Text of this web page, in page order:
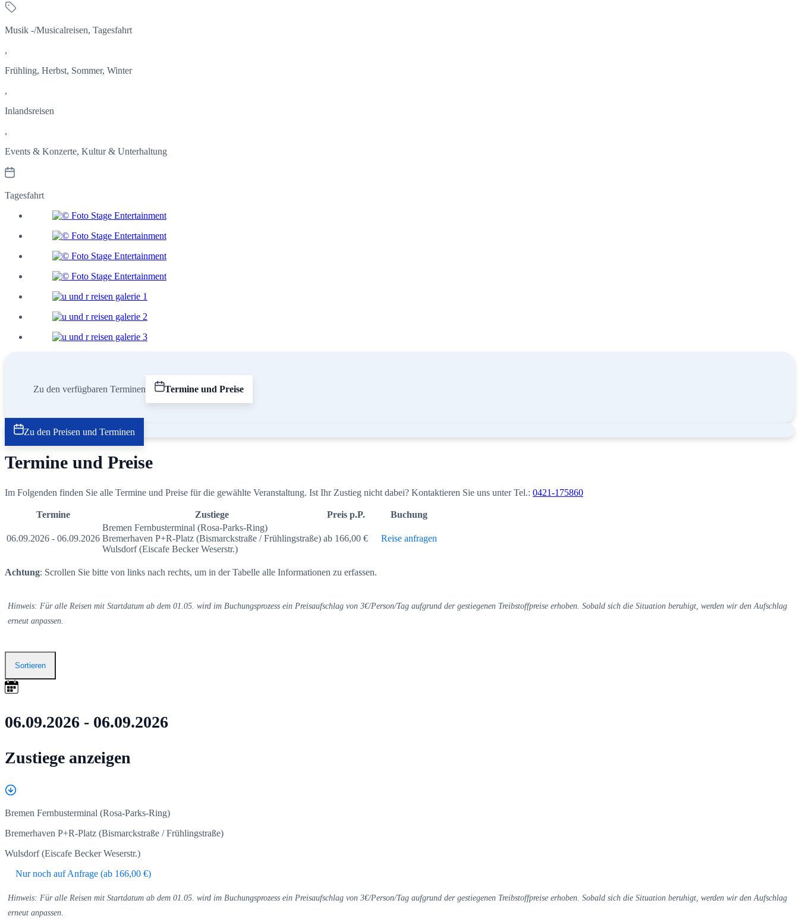
Musik -/Musicalreisen, Tagesfahrt
,
Frühling, Herbst, Sommer, Winter
,
Inlandsreisen
,
Events & Konzerte, Kultur & Unterhaltung
Tagesfahrt
Zu den verfügbaren Terminen Termine und Preise
Zu den Preisen und Terminen
Termine und Preise
Im Folgenden finden Sie alle Termine und Preise für die gewählte Veranstaltung. Ist Ihr Zustieg nicht dabei? Kontaktieren Sie uns unter Tel.: 0421-175860
Termine Zustiege Preis p.P. Buchung
06.09.2026 - 06.09.2026
Bremen Fernbusterminal (Rosa-Parks-Ring)
Bremerhaven P+R-Platz (Bismarckstraße / Frühlingstraße)
Wulsdorf (Eiscafe Becker Weserstr.)
ab 166,00 € Reise anfragen
Achtung: Scrollen Sie bitte von links nach rechts, um in der Tabelle alle Informationen zu erfassen.
Hinweis: Für alle Reisen mit Startdatum ab dem 01.05. wird im Buchungsprozess ein Preisaufschlag von 3€/Person/Tag aufgrund der gestiegenen Treibstoffpreise erhoben. Sobald sich die Situation beruhigt, werden wir den Aufschlag
erneut anpassen.
Sortieren
06.09.2026 - 06.09.2026
Zustiege anzeigen
Bremen Fernbusterminal (Rosa-Parks-Ring)
Bremerhaven P+R-Platz (Bismarckstraße / Frühlingstraße)
Wulsdorf (Eiscafe Becker Weserstr.)
Nur noch auf Anfrage (ab 166,00 €)
Hinweis: Für alle Reisen mit Startdatum ab dem 01.05. wird im Buchungsprozess ein Preisaufschlag von 3€/Person/Tag aufgrund der gestiegenen Treibstoffpreise erhoben. Sobald sich die Situation beruhigt, werden wir den Aufschlag
erneut anpassen.